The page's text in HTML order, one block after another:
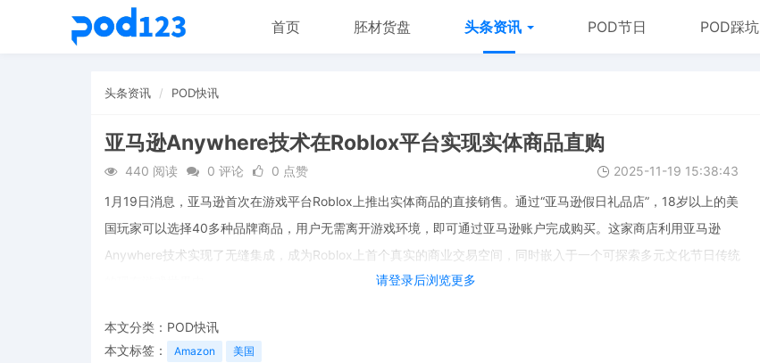
首页 胚材货盘 头条资讯 POD节日 POD踩坑
头条资讯 POD快讯
亚马逊Anywhere技术在Roblox平台实现实体商品直购
440 阅读 0 评论 0 点赞 2025-11-19 15:38:43
请登录后浏览更多
1月19日消息，亚马逊首次在游戏平台Roblox上推出实体商品的直接销售。通过“亚马逊假日礼品店”，18岁以上的美
国玩家可以选择40多种品牌商品，用户无需离开游戏环境，即可通过亚马逊账户完成购买。这家商店利用亚马逊
Anywhere技术实现了无缝集成，成为Roblox上首个真实的商业交易空间，同时嵌入于一个可探索多元文化节日传统
本文分类： POD快讯
本文标签：
Amazon 美国